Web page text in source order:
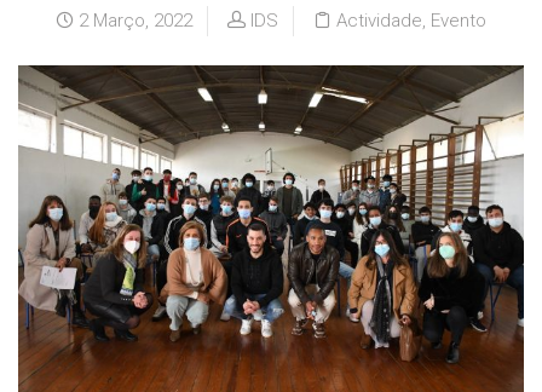
2 Março, 2022 IDS Actividade, Evento